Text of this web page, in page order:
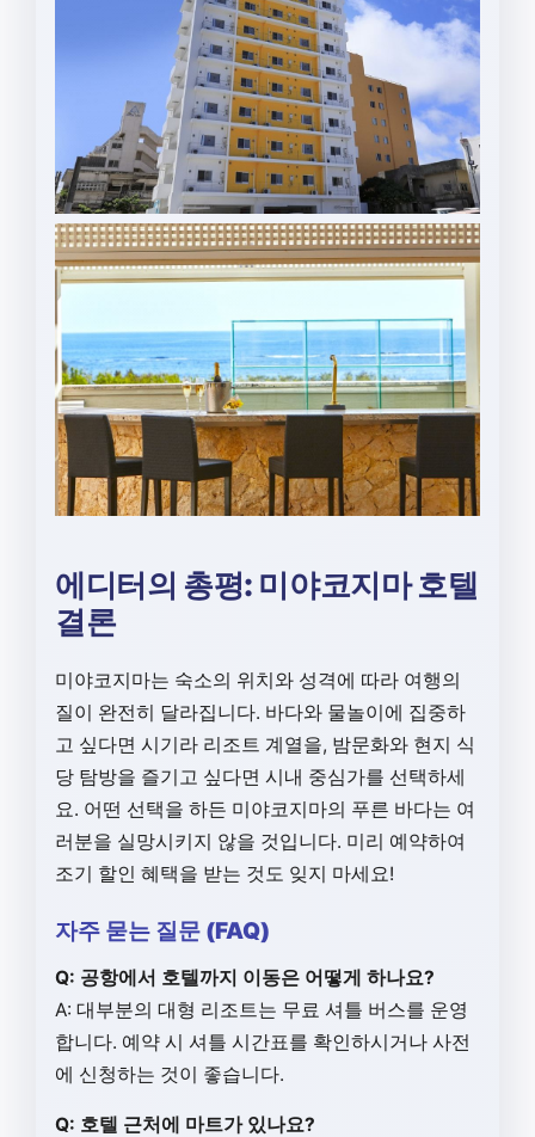
에디터의 총평: 미야코지마 호텔
결론
미야코지마는 숙소의 위치와 성격에 따라 여행의
질이 완전히 달라집니다. 바다와 물놀이에 집중하
고 싶다면 시기라 리조트 계열을, 밤문화와 현지 식
당 탐방을 즐기고 싶다면 시내 중심가를 선택하세
요. 어떤 선택을 하든 미야코지마의 푸른 바다는 여
러분을 실망시키지 않을 것입니다. 미리 예약하여
조기 할인 혜택을 받는 것도 잊지 마세요!
자주 묻는 질문 (FAQ)
Q: 공항에서 호텔까지 이동은 어떻게 하나요?
A: 대부분의 대형 리조트는 무료 셔틀 버스를 운영
합니다. 예약 시 셔틀 시간표를 확인하시거나 사전
에 신청하는 것이 좋습니다.
Q: 호텔 근처에 마트가 있나요?